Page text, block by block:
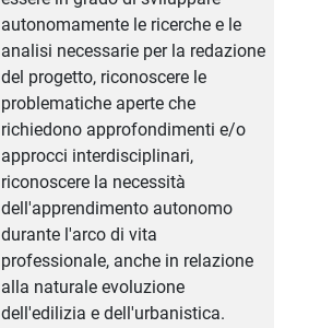
autonomamente le ricerche e le
analisi necessarie per la redazione
del progetto, riconoscere le
problematiche aperte che
richiedono approfondimenti e/o
approcci interdisciplinari,
riconoscere la necessità
dell'apprendimento autonomo
durante l'arco di vita
professionale, anche in relazione
alla naturale evoluzione
dell'edilizia e dell'urbanistica.